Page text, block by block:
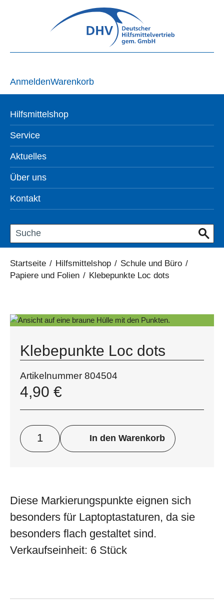
AnmeldenWarenkorb
Hilfsmittelshop
Service
Aktuelles
Über uns
Kontakt
Startseite / Hilfsmittelshop / Schule und Büro /
Papiere und Folien / Klebepunkte Loc dots
Klebepunkte Loc dots
Artikelnummer 804504
4,90 €
In den Warenkorb
Diese Markierungspunkte eignen sich
besonders für Laptoptastaturen, da sie
besonders flach gestaltet sind.
Verkaufseinheit: 6 Stück